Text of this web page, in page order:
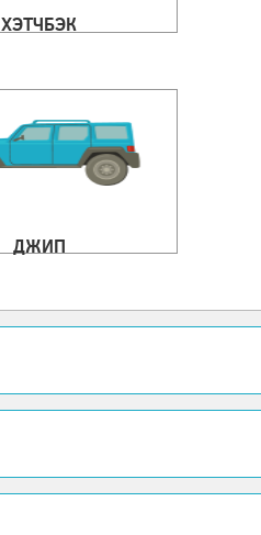
ХЭТЧБЭК
ДЖИП